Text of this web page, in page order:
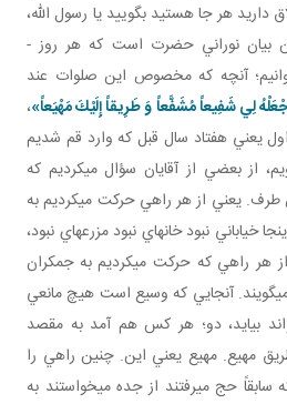
هر جا هستيد بگوييد يا رسول الله،
بيان نوراني حضرت است که هر روز -
خوانيم؛ آنچه که مخصوص اين صلوات عند
لِي شَفِيعاً مُشَفَّعاً وَ طَرِيقاً إِلَيْكَ مَهْيَعاً»،
يعني هفتاد سال قبل که وارد قم شديم
از بعضي از آقايان سؤال مي کرديم که
يعني از هر راهي حرکت مي کرديم به
خياباني نبود خانه اي نبود مزرعه اي نبود،
هر راهي که حرکت مي کرديم به جمکران
گويند. آنجايي که وسيع است هيچ مانعي
بيايد، دو؛ هر کس هم آمد به مقصد
مهيع. مهيع يعني اين. چنين راهي را
حج مي رفتند از جده مي خواستند به